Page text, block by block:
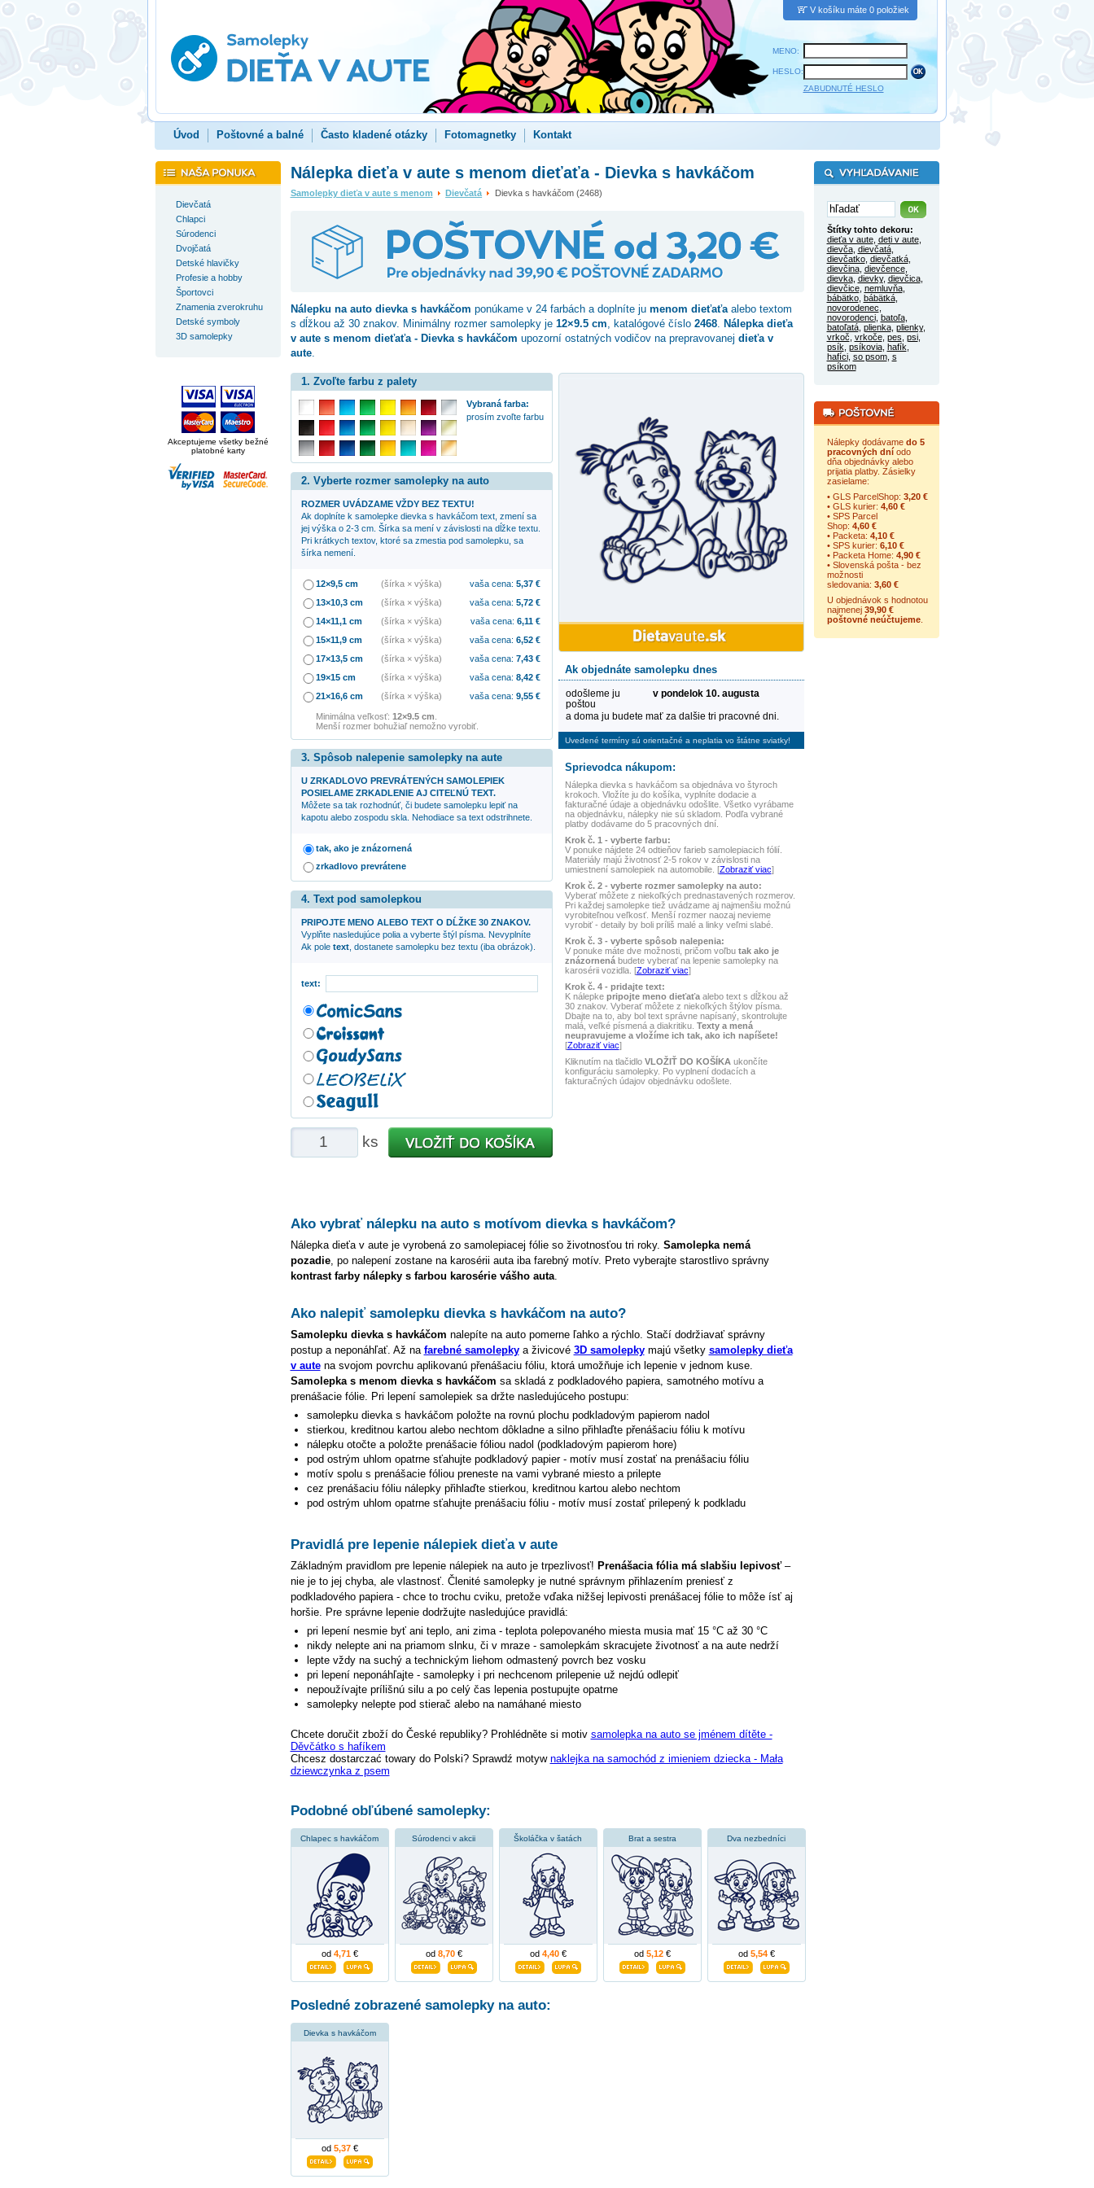
V košíku máte 0 položiek
MENO:
HESLO:
ZABUDNUTÉ HESLO
Úvod Poštovné a balné Často kladené otázky Fotomagnetky Kontakt
Dievčatá
Chlapci
Súrodenci
Dvojčatá
Detské hlavičky
Profesie a hobby
Športovci
Znamenia zverokruhu
Detské symboly
3D samolepky
Akceptujeme všetky bežné
platobné karty
Nálepka dieťa v aute s menom dieťaťa - Dievka s havkáčom
Samolepky dieťa v aute s menom Dievčatá Dievka s havkáčom (2468)
Nálepku na auto dievka s havkáčom ponúkame v 24 farbách a doplníte ju menom dieťaťaalebo textom
s dĺžkou až 30 znakov. Minimálny rozmer samolepky je 12×9.5 cm, katalógové číslo 2468. Nálepka dieťa
v aute s menom dieťaťa - Dievka s havkáčom upozorní ostatných vodičov na prepravovanej dieťa v
aute.
Ak objednáte samolepku dnes
odošleme ju
poštou
v pondelok 10. augusta
a doma ju budete mať za dalšie tri pracovné dni.
Uvedené termíny sú orientačné a neplatia vo štátne sviatky!
Sprievodca nákupom:
Nálepka dievka s havkáčomsa objednáva vo štyroch
krokoch. Vložíte ju do košíka, vyplníte dodacie a
fakturačné údaje a objednávku odošlite. Všetko vyrábame
na objednávku, nálepky nie sú skladom. Podľa vybrané
platby dodávame do 5 pracovných dní.
Krok č. 1 - vyberte farbu:
V ponuke nájdete 24 odtieňov farieb samolepiacich fólií.
Materiály majú životnosť 2-5 rokov v závislosti na
umiestnení samolepiek na automobile. [Zobraziť viac]
Krok č. 2 - vyberte rozmer samolepky na auto:
Vyberať môžete z niekoľkých prednastavených rozmerov.
Pri každej samolepke tiež uvádzame aj najmenšiu možnú
vyrobiteľnou veľkosť. Menší rozmer naozaj nevieme
vyrobiť - detaily by boli príliš malé a linky veľmi slabé.
Krok č. 3 - vyberte spôsob nalepenia:
V ponuke máte dve možnosti, pričom voľbu tak ako je
znázornená budete vyberať na lepenie samolepky na
karosérii vozidla. [Zobraziť viac]
Krok č. 4 - pridajte text:
K nálepke pripojte meno dieťaťaalebo text s dĺžkou až
30 znakov. Vyberať môžete z niekoľkých štýlov písma.
Dbajte na to, aby bol text správne napísaný, skontrolujte
malá, veľké písmená a diakritiku. Texty a mená
neupravujeme a vložíme ich tak, ako ich napíšete!
[Zobraziť viac]
Kliknutím na tlačidlo VLOŽIŤ DO KOŠÍKA ukončíte
konfiguráciu samolepky. Po vyplnení dodacích a
fakturačných údajov objednávku odošlete.
1. Zvoľte farbu z palety
Vybraná farba:
prosím zvoľte farbu
2. Vyberte rozmer samolepky na auto
ROZMER UVÁDZAME VŽDY BEZ TEXTU!
Ak doplníte k samolepke dievka s havkáčomtext, zmení sa
jej výška o 2-3 cm. Šírka sa mení v závislosti na dĺžke textu.
Pri krátkych textov, ktoré sa zmestia pod samolepku, sa
šírka nemení.
12×9,5 cm (šírka × výška) vaša cena: 5,37€
13×10,3 cm
(šírka × výška) vaša cena: 5,72€
14×11,1 cm
(šírka × výška) vaša cena: 6,11€
15×11,9 cm
(šírka × výška) vaša cena: 6,52€
17×13,5 cm
(šírka × výška) vaša cena: 7,43€
19×15 cm
(šírka × výška) vaša cena: 8,42€
21×16,6 cm
(šírka × výška) vaša cena: 9,55€
Minimálna veľkosť: 12×9.5 cm
Menší rozmer bohužiaľ nemožno vyrobiť.
3. Spôsob nalepenie samolepky na aute
U ZRKADLOVO PREVRÁTENÝCH SAMOLEPIEK
POSIELAME ZRKADLENIE AJ CITEĽNÚ TEXT.
Môžete sa tak rozhodnúť, či budete samolepku lepiť na
kapotu alebo zospodu skla. Nehodiace sa text odstrihnete.
tak, ako je znázornená
zrkadlovo prevrátene
4. Text pod samolepkou
PRIPOJTE MENO ALEBO TEXT O DĹŽKE 30 ZNAKOV.
Vyplňte nasledujúce polia a vyberte štýl písma. Nevyplníte
Ak pole text, dostanete samolepku bez textu (iba obrázok).
text:
ks
Ako vybrať nálepku na auto s motívom dievka s havkáčom?
Nálepka dieťa v aute je vyrobená zo samolepiacej fólie so životnosťou tri roky. Samolepka nemá
pozadie, po nalepení zostane na karosérii auta iba farebný motív. Preto vyberajte starostlivo správny
kontrast farby nálepky s farbou karosérie vášho auta.
Ako nalepiť samolepku dievka s havkáčom na auto?
Samolepku dievka s havkáčom nalepíte na auto pomerne ľahko a rýchlo. Stačí dodržiavať správny
postup a neponáhľať. Až na farebné samolepkya živicové 3D samolepkymajú všetky samolepky dieťa
v autena svojom povrchu aplikovanú přenášaciu fóliu, ktorá umožňuje ich lepenie v jednom kuse.
Samolepka s menom dievka s havkáčom sa skladá z podkladového papiera, samotného motívu a
prenášacie fólie. Pri lepení samolepiek sa držte nasledujúceho postupu:
samolepku dievka s havkáčom položte na rovnú plochu podkladovým papierom nadol
stierkou, kreditnou kartou alebo nechtom dôkladne a silno přihlaďte přenášaciu fóliu k motívu
nálepku otočte a položte prenášacie fóliou nadol (podkladovým papierom hore)
pod ostrým uhlom opatrne sťahujte podkladový papier - motív musí zostať na prenášaciu fóliu
motív spolu s prenášacie fóliou preneste na vami vybrané miesto a prilepte
cez prenášaciu fóliu nálepky přihlaďte stierkou, kreditnou kartou alebo nechtom
pod ostrým uhlom opatrne sťahujte prenášaciu fóliu - motív musí zostať prilepený k podkladu
Pravidlá pre lepenie nálepiek dieťa v aute
Základným pravidlom pre lepenie nálepiek na auto je trpezlivosť! Prenášacia fólia má slabšiu lepivosť–
nie je to jej chyba, ale vlastnosť. Členité samolepky je nutné správnym přihlazením preniesť z
podkladového papiera - chce to trochu cviku, pretože vďaka nižšej lepivosti prenášacej fólie to môže ísť aj
horšie. Pre správne lepenie dodržujte nasledujúce pravidlá:
pri lepení nesmie byť ani teplo, ani zima - teplota polepovaného miesta musia mať 15 °C až 30 °C
nikdy nelepte ani na priamom slnku, či v mraze - samolepkám skracujete životnosť a na aute nedrží
lepte vždy na suchý a technickým liehom odmastený povrch bez vosku
pri lepení neponáhľajte - samolepky i pri nechcenom prilepenie už nejdú odlepiť
nepoužívajte prílišnú silu a po celý čas lepenia postupujte opatrne
samolepky nelepte pod stierač alebo na namáhané miesto
Chcete doručit zboží do České republiky? Prohlédněte si motiv samolepka na auto se jménem dítěte -
Děvčátko s hafíkem
Chcesz dostarczać towary do Polski? Sprawdź motyw naklejka na samochód z imieniem dziecka - Mała
dziewczynka z psem
Podobné obľúbené samolepky:
Chlapec s havkáčom
od 4,71€
Súrodenci v akcii
od 8,70€
Školáčka v šatách
od 4,40€
Brat a sestra
od 5,12€
Dva nezbedníci
od 5,54€
Posledné zobrazené samolepky na auto:
Dievka s havkáčom
od 5,37€
Štítky tohto dekoru:
dieťa v aute, deti v aute,
dievča, dievčatá,
dievčatko, dievčatká,
dievčina, dievčence,
dievka, dievky, dievčica,
dievčice, nemluvňa,
bábätko, bábätká,
novorodenec
novorodenci, batoľa,
batoľatá, plienka, plienky,
vrkoč vrkoče, pes psi,
psík psíkovia, hafík
hafíci, so psom, s
psíkom
Nálepky dodávame do 5
pracovných dníodo
dňa objednávky alebo
prijatia platby. Zásielky
zasielame:
• GLS ParcelShop: 3,20 €
• GLS kurier: 4,60 €
• SPS Parcel
Shop: 4,60 €
• Packeta: 4,10 €
• SPS kurier: 6,10 €
• Packeta Home: 4,90 €
• Slovenská pošta - bez
možnosti
sledovania: 3,60 €
U objednávok s hodnotou
najmenej 39,90 €
poštovné neúčtujeme.